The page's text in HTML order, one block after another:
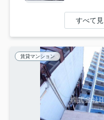
すべて見
賃貸マンション